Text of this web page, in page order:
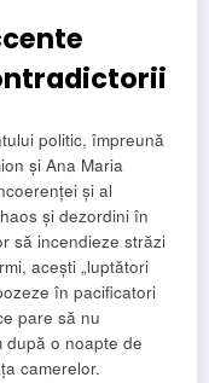
politic, împreună
și Ana Maria
și al
și dezordini în
să incendieze străzi
acești „luptători
în pacificatori
pare să nu
după o noapte de
camerelor.